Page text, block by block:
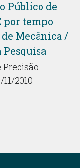
Público de
por tempo
Mecânica /
Pesquisa
2010